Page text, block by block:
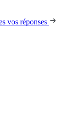
vos réponses